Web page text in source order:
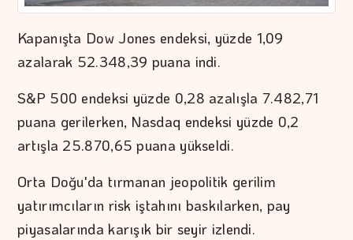
Kapanışta Dow Jones endeksi, yüzde 1,09
azalarak 52.348,39 puana indi.
S&P 500 endeksi yüzde 0,28 azalışla 7.482,71
puana gerilerken, Nasdaq endeksi yüzde 0,2
artışla 25.870,65 puana yükseldi.
Orta Doğu'da tırmanan jeopolitik gerilim
yatırımcıların risk iştahını baskılarken, pay
piyasalarında karışık bir seyir izlendi.